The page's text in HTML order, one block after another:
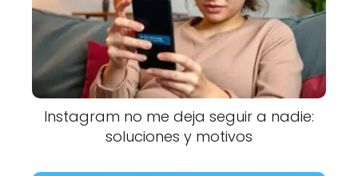
Instagram no me deja seguir a nadie:
soluciones y motivos